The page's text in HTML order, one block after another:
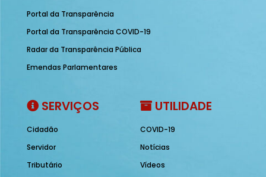
Portal da Transparência
Portal da Transparência COVID-19
Radar da Transparência Pública
Emendas Parlamentares
SERVIÇOS
Cidadão
Servidor
Tributário
UTILIDADE
COVID-19
Notícias
Vídeos